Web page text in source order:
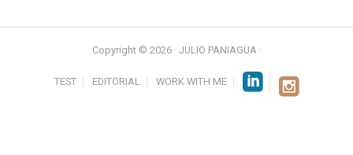
Copyright © 2026 · JULIO PANIAGUA ·
TEST EDITORIAL WORK WITH ME